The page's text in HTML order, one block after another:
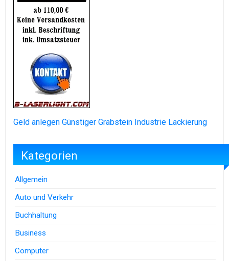
Geld anlegen Günstiger Grabstein Industrie Lackierung
Kategorien
Allgemein
Auto und Verkehr
Buchhaltung
Business
Computer